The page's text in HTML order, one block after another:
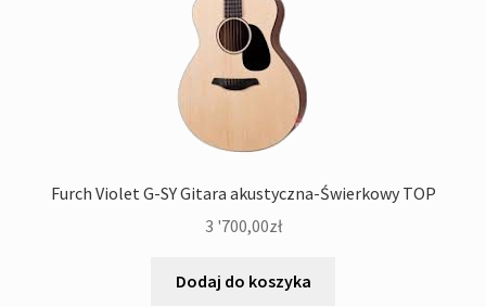
Furch Violet G-SY Gitara akustyczna-Świerkowy TOP
3 '700,00zł
Dodaj do koszyka